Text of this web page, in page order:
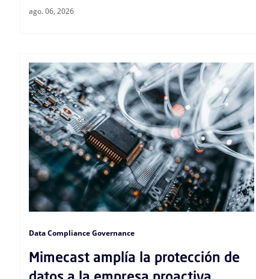
ago. 06, 2026
Data Compliance Governance
Mimecast amplía la protección de